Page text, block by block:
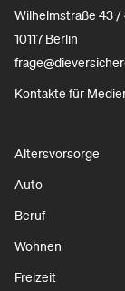
Wilhelmstraße 43 /
10117 Berlin
Kontakte für
Altersvorsorge
Auto
Beruf
Wohnen
Freizeit